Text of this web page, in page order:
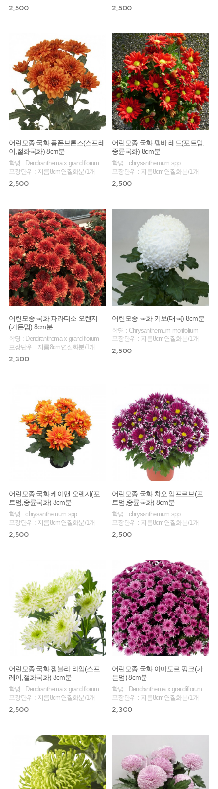
2,500 2,500
어린모종 국화 폼폰브론즈(스프레
이,절화국화) 8cm분
학명 : Dendranthema x grandiflorum
포장단위 : 지름8cm연질화분/1개
2,500
어린모종 국화 펨바 레드(포트멈,
중륜국화) 8cm분
학명 : chrysanthemum spp
포장단위 : 지름8cm연질화분/1개
2,500
어린모종 국화 파라디소 오렌지
(가든멈) 8cm분
학명 : Dendranthema x grandiflorum
포장단위 : 지름8cm연질화분/1개
2,300
어린모종 국화 키보(대국) 8cm분
학명 : Chrysanthemum morifolium
포장단위 : 지름8cm연질화분/1개
2,500
어린모종 국화 케이맨 오렌지(포
트멈,중륜국화) 8cm분
학명 : chrysanthemum spp
포장단위 : 지름8cm연질화분/1개
2,500
어린모종 국화 차오 임프르브(포
트멈,중륜국화) 8cm분
학명 : chrysanthemum spp
포장단위 : 지름8cm연질화분/1개
2,500
어린모종 국화 젬블라 라임(스프
레이,절화국화) 8cm분
학명 : Dendranthema x grandiflorum
포장단위 : 지름8cm연질화분/1개
2,500
어린모종 국화 아마도르 핑크(가
든멈) 8cm분
학명 : Dendranthema x grandiflorum
포장단위 : 지름8cm연질화분/1개
2,300